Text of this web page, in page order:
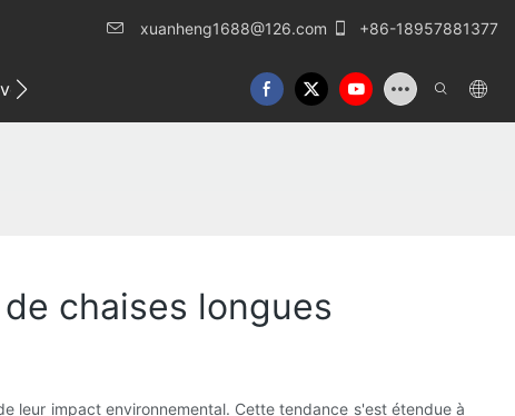
xuanheng1688@126.com +86-18957881377
chaises longues
leur impact environnemental. Cette tendance s'est étendue à